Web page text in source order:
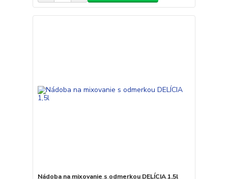
Nádoba na mixovanie s odmerkou DELÍCIA 1,5l